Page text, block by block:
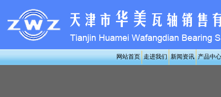
网站首页 走进我们 新闻资讯产品中